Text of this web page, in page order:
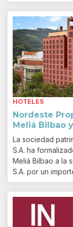
HOTELES
Nordeste
Meliá Bilbao
La sociedad
S.A. ha
Meliá Bilbao a la
S.A. por un